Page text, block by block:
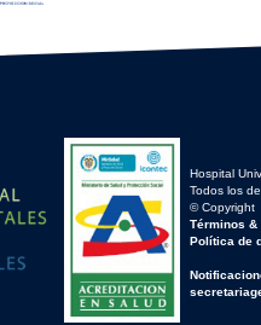
Hospital
Todos los
© Copyright
Términos &
Política de